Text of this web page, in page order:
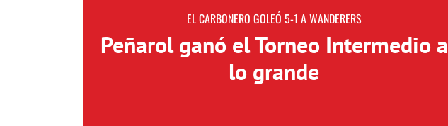
EL CARBONERO GOLEÓ 5-1 A WANDERERS
Peñarol ganó el Torneo Intermedio a
lo grande